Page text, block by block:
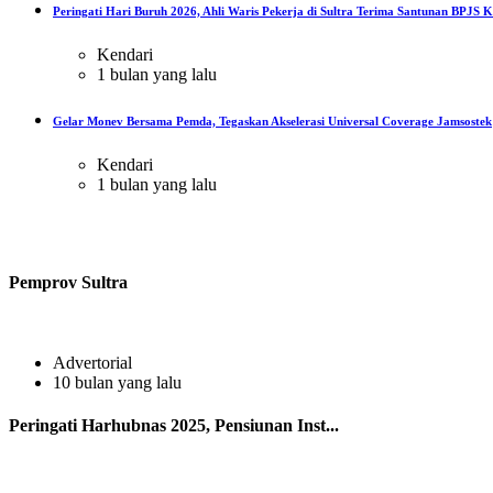
Peringati Hari Buruh 2026, Ahli Waris Pekerja di Sultra Terima Santunan BPJS
Kendari
1 bulan yang lalu
Gelar Monev Bersama Pemda, Tegaskan Akselerasi Universal Coverage Jamsostek
Kendari
1 bulan yang lalu
Pemprov Sultra
Advertorial
10 bulan yang lalu
Peringati Harhubnas 2025, Pensiunan Inst...